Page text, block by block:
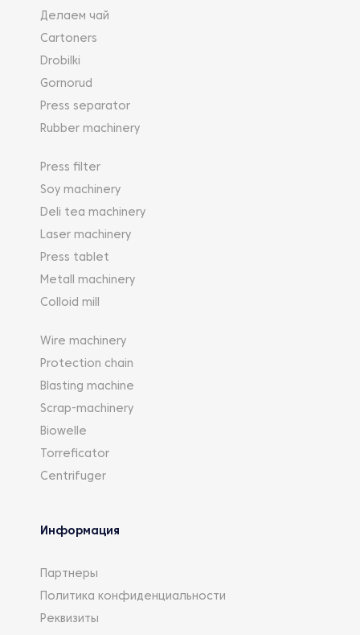
Делаем чай
Cartoners
Drobilki
Gornorud
Press separator
Rubber machinery
Press filter
Soy machinery
Deli tea machinery
Laser machinery
Press tablet
Metall machinery
Colloid mill
Wire machinery
Protection chain
Blasting machine
Scrap-machinery
Biowelle
Torreficator
Centrifuger
Информация
Партнеры
Политика конфиденциальности
Реквизиты